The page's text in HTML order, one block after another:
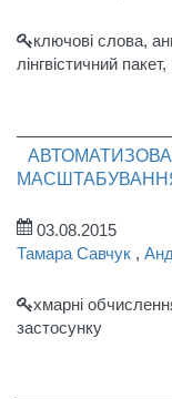
ключові слова,
лінгвістичний
03.08.2015
Тамара Савчук ,
хмарні
застосунку